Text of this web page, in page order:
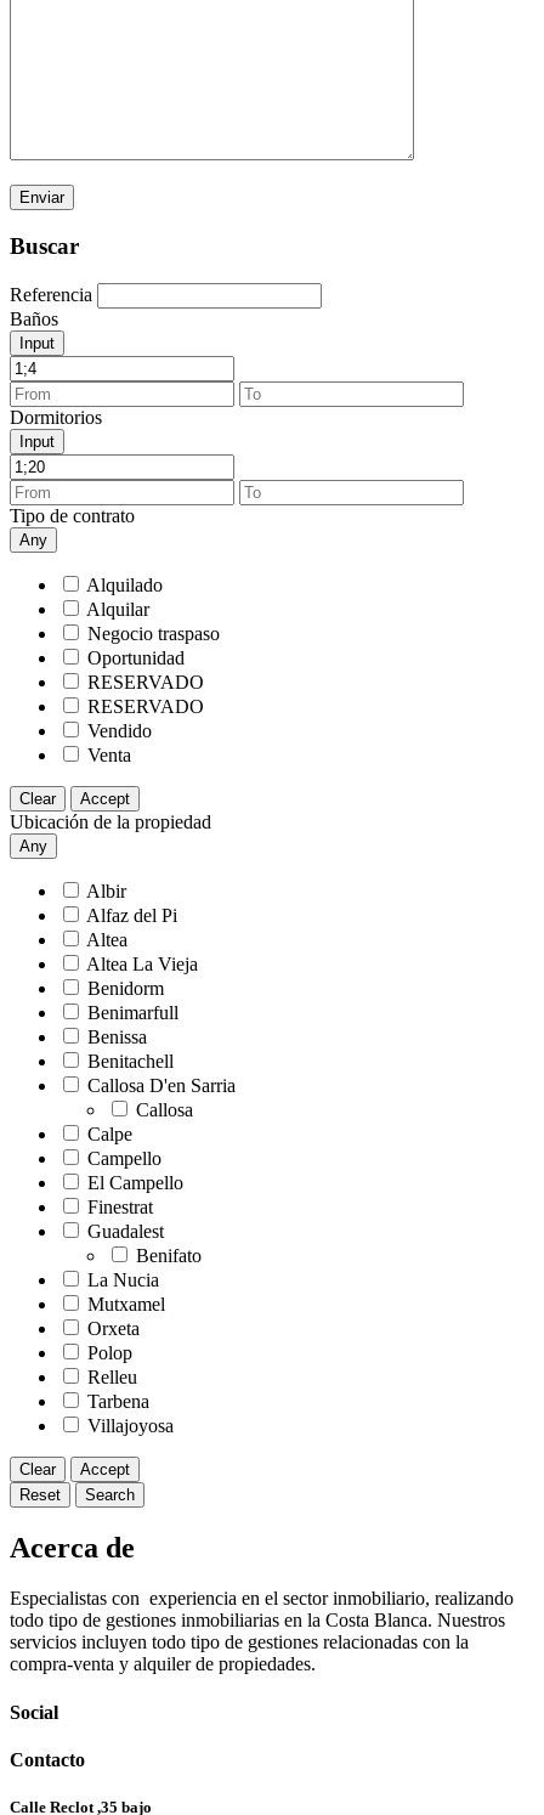
Buscar
Referencia
Baños
Input
Dormitorios
Input
Tipo de contrato
Any
Alquilado
Alquilar
Negocio traspaso
Oportunidad
RESERVADO
RESERVADO
Vendido
Venta
Clear Accept
Ubicación de la propiedad
Any
Albir
Alfaz del Pi
Altea
Altea La Vieja
Benidorm
Benimarfull
Benissa
Benitachell
Callosa D'en Sarria
Callosa
Calpe
Campello
El Campello
Finestrat
Guadalest
Benifato
La Nucia
Mutxamel
Orxeta
Polop
Relleu
Tarbena
Villajoyosa
Clear
Accept
Reset
Search
Acerca de
Especialistas con experiencia en el sector inmobiliario, realizando
todo tipo de gestiones inmobiliarias en la Costa Blanca. Nuestros
servicios incluyen todo tipo de gestiones relacionadas con la
compra-venta y alquiler de propiedades.
Social
Contacto
Calle Reclot ,35 bajo